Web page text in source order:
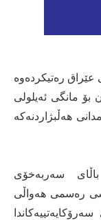
عێراق رەتیكردەوە
بۆ مانگی ئەیلولی
هەڵبژاردنەكە
سەربەخۆی
رەسمی هەواڵی